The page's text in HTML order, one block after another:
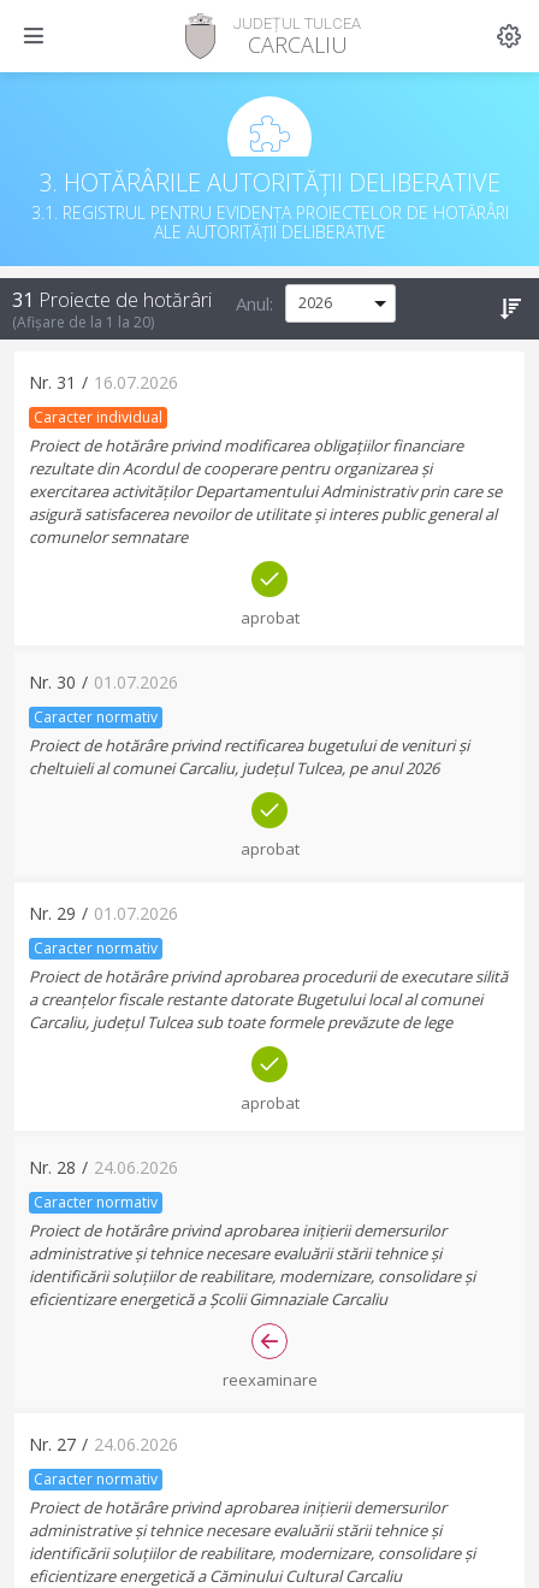
JUDEȚUL TULCEA
CARCALIU
3. HOTĂRÂRILE AUTORITĂȚII DELIBERATIVE
3.1. REGISTRUL PENTRU EVIDENȚA PROIECTELOR DE HOTĂRÂRI
ALE AUTORITĂȚII DELIBERATIVE
31 Proiecte de hotărâri
(Afișare de la 1 la 20)
Anul:
Nr. 31 / 16.07.2026
Caracter individual
Proiect de hotărâre privind modificarea obligațiilor financiare
rezultate din Acordul de cooperare pentru organizarea și
exercitarea activităților Departamentului Administrativ prin care se
asigură satisfacerea nevoilor de utilitate și interes public general al
comunelor semnatare
aprobat
Nr. 30 / 01.07.2026
Caracter normativ
Proiect de hotărâre privind rectificarea bugetului de venituri și
cheltuieli al comunei Carcaliu, județul Tulcea, pe anul 2026
aprobat
Nr. 29 / 01.07.2026
Caracter normativ
Proiect de hotărâre privind aprobarea procedurii de executare silită
a creanțelor fiscale restante datorate Bugetului local al comunei
Carcaliu, județul Tulcea sub toate formele prevăzute de lege
aprobat
Nr. 28 / 24.06.2026
Caracter normativ
Proiect de hotărâre privind aprobarea inițierii demersurilor
administrative și tehnice necesare evaluării stării tehnice și
identificării soluțiilor de reabilitare, modernizare, consolidare și
eficientizare energetică a Școlii Gimnaziale Carcaliu
reexaminare
Nr. 27 / 24.06.2026
Caracter normativ
Proiect de hotărâre privind aprobarea inițierii demersurilor
administrative și tehnice necesare evaluării stării tehnice și
identificării soluțiilor de reabilitare, modernizare, consolidare și
eficientizare energetică a Căminului Cultural Carcaliu